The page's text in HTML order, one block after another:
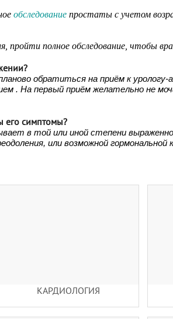
обследование простаты с учетом
пройти полное обследование, чтобы
обратиться на приём к
. На первый приём желательно не
его симптомы?
в той или иной степени
или возможной гормональной
КАРДИОЛОГИЯ